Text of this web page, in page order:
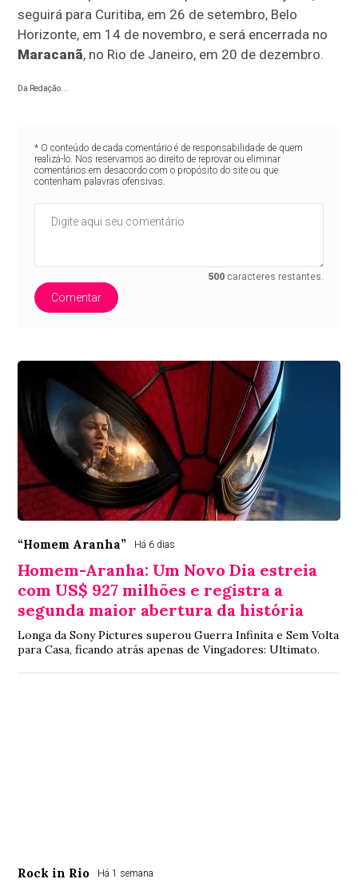
seguirá para Curitiba, em 26 de setembro, Belo
Horizonte, em 14 de novembro, e será encerrada no
Maracanã, no Rio de Janeiro, em 20 de dezembro.
Da Redação...
* O conteúdo de cada comentário é de responsabilidade de quem
realizá-lo. Nos reservamos ao direito de reprovar ou eliminar
comentários em desacordo com o propósito do site ou que
contenham palavras ofensivas.
500 caracteres restantes.
Comentar
“Homem Aranha” Há 6 dias
Homem-Aranha: Um Novo Dia estreia
com US$ 927 milhões e registra a
segunda maior abertura da história
Longa da Sony Pictures superou Guerra Infinita e Sem Volta
para Casa, ficando atrás apenas de Vingadores: Ultimato.
Rock in Rio Há 1 semana